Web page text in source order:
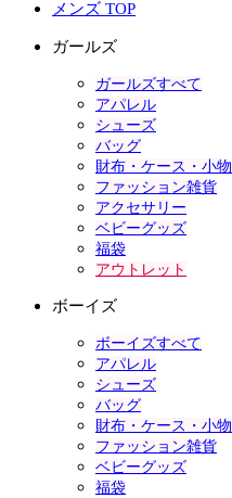
メンズ TOP
ガールズ
ガールズすべて
アパレル
シューズ
バッグ
財布・ケース・小物
ファッション雑貨
アクセサリー
ベビーグッズ
福袋
アウトレット
ボーイズ
ボーイズすべて
アパレル
シューズ
バッグ
財布・ケース・小物
ファッション雑貨
ベビーグッズ
福袋